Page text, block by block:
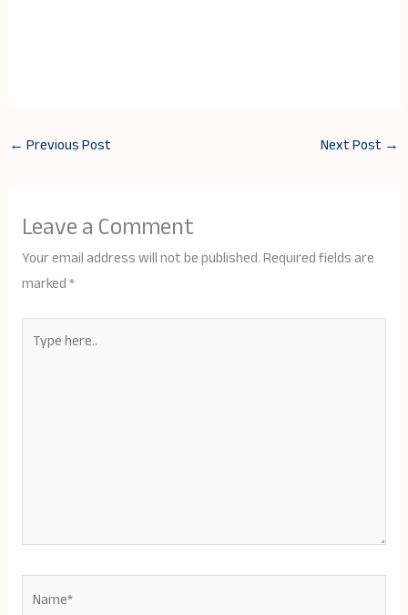
← Previous Post Next Post →
Leave a Comment
Your email address will not be published.Required fields are
marked*
Type
here..